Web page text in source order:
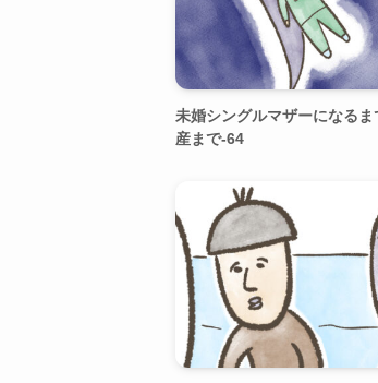
未婚シングルマザーになる
産まで-64